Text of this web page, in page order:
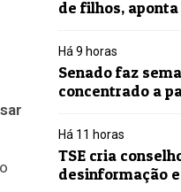
de filhos,
Há 9 horas
Senado faz
concentrado a
Há 11 horas
TSE cria
desinformação